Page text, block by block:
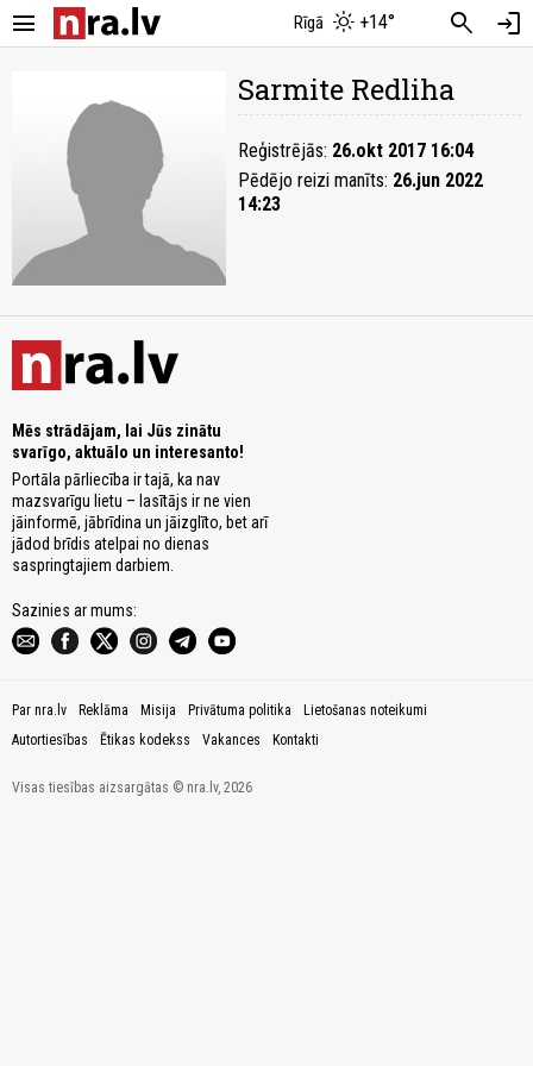
menu Rīgā +14° search login
Sarmite Redliha
Reģistrējās: 26.okt 2017 16:04
Pēdējo reizi manīts: 26.jun 2022
14:23
Mēs strādājam, lai Jūs zinātu
svarīgo, aktuālo un interesanto!
Portāla pārliecība ir tajā, ka nav
mazsvarīgu lietu – lasītājs ir ne vien
jāinformē, jābrīdina un jāizglīto, bet arī
jādod brīdis atelpai no dienas
saspringtajiem darbiem.
Sazinies ar mums:
Par nra.lv Reklāma Misija Privātuma politika
Lietošanas noteikumi
Autortiesības
Ētikas kodekss Vakances Kontakti
Visas tiesības aizsargātas © nra.lv, 2026